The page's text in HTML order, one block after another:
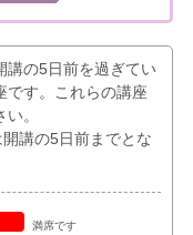
講の5日前を過ぎてい
です。これらの講座
。
講の5日前までとな
満席です